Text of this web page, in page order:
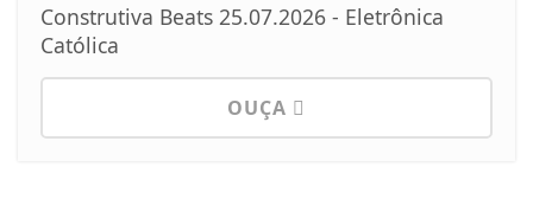
Construtiva Beats 25.07.2026 - Eletrônica
Católica
OUÇA